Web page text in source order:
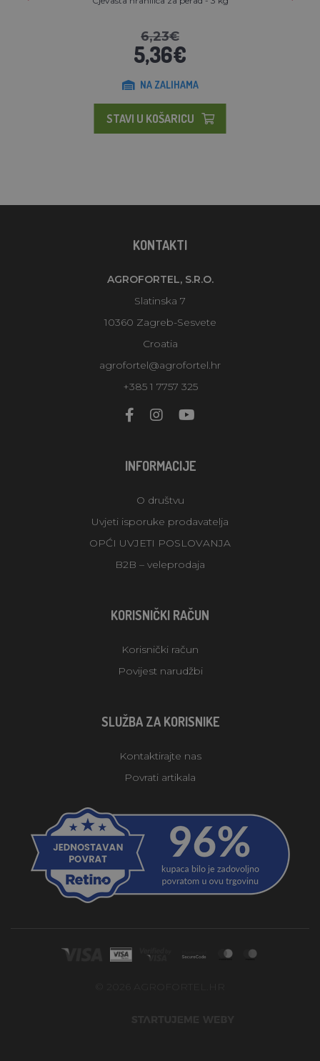
6,23€
5,36€
NA ZALIHAMA
STAVI U KOŠARICU
KONTAKTI
AGROFORTEL, S.R.O.
Slatinska 7
10360 Zagreb-Sesvete
Croatia
agrofortel@agrofortel.hr
+385 1 7757 325
INFORMACIJE
O društvu
Uvjeti isporuke prodavatelja
OPĆI UVJETI POSLOVANJA
B2B – veleprodaja
KORISNIČKI RAČUN
Korisnički račun
Povijest narudžbi
SLUŽBA ZA KORISNIKE
Kontaktirajte nas
Povrati artikala